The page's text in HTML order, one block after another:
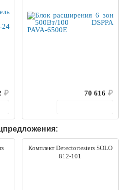
₽
70 616 ₽
Комплект Detectortesters SOLO
812-101